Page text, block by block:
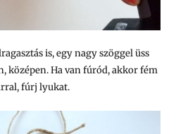
is, egy nagy szöggel üss
középen. Ha van fúród, akkor fém
fúrj lyukat.